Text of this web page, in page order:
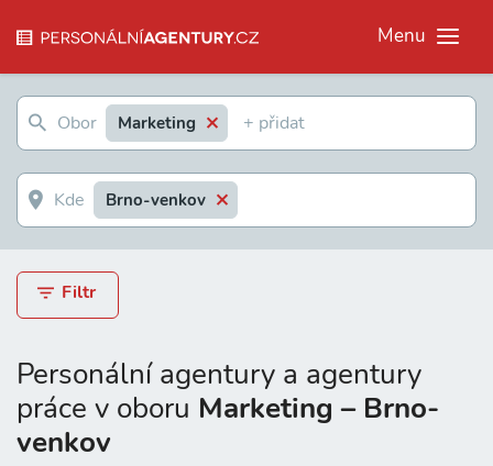
Menu
Marketing
Brno-venkov
Filtr
Personální agentury a agentury
práce v oboru Marketing – Brno-
venkov